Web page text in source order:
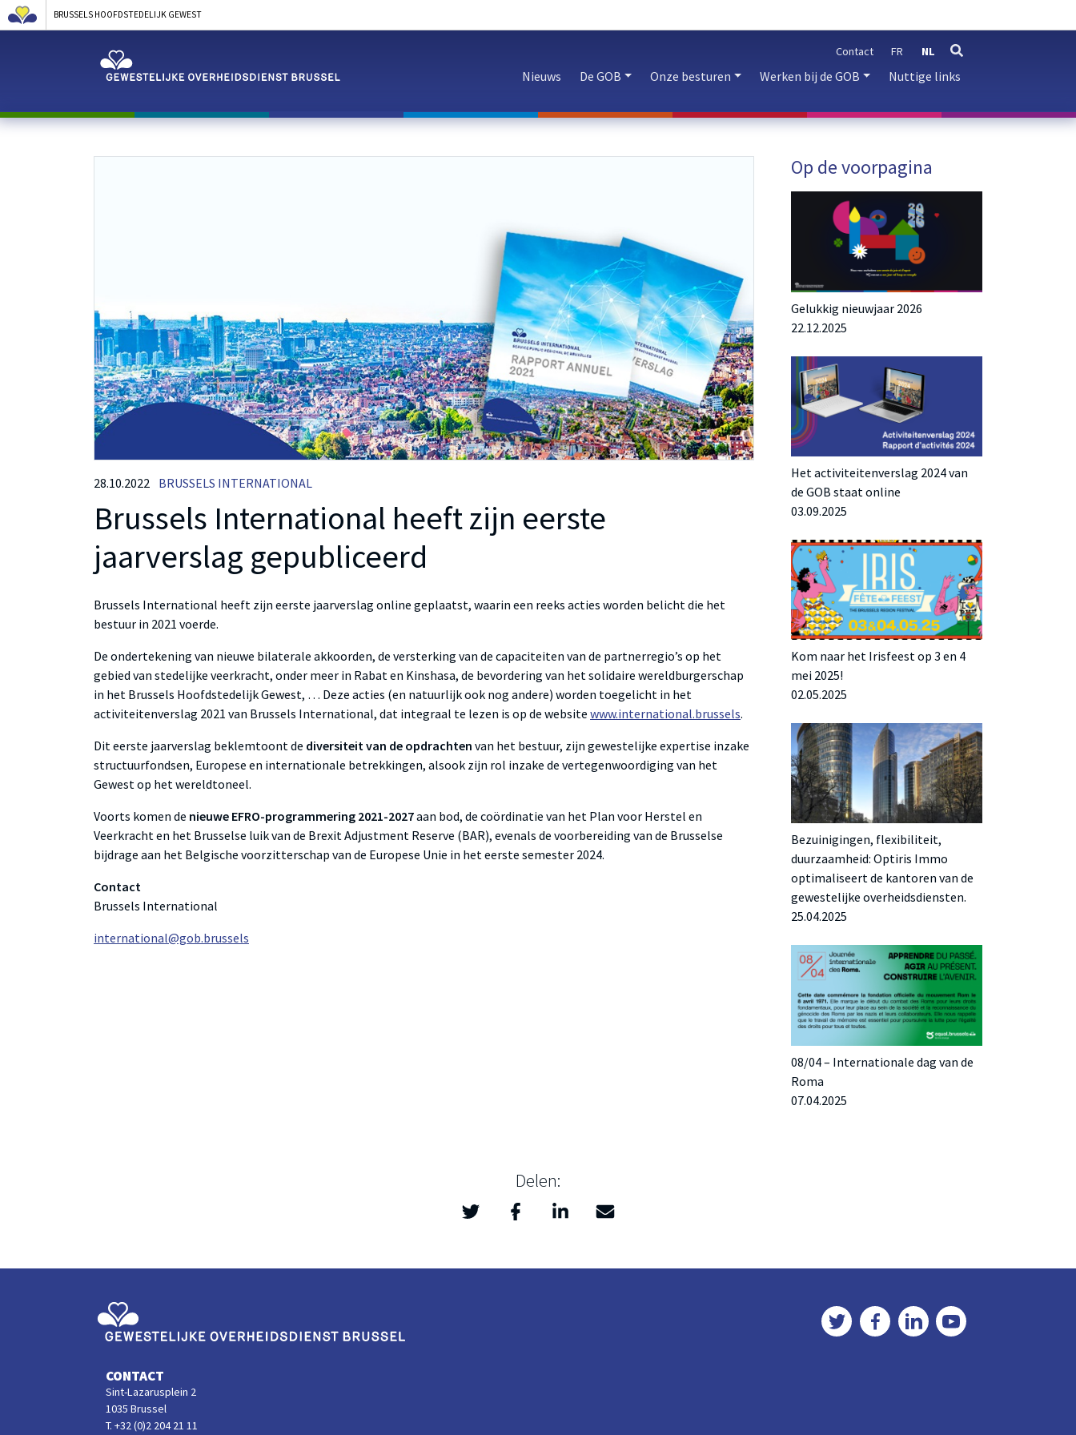
BRUSSELS HOOFDSTEDELIJK GEWEST
Contact FR NL
Nieuws De GOB Onze besturen Werken bij de GOB Nuttige links
Brussels International heeft zijn eerste
jaarverslag gepubliceerd
28.10.2022 BRUSSELS INTERNATIONAL
Brussels International heeft zijn eerste jaarverslag online geplaatst, waarin een reeks acties worden belicht die het
bestuur in 2021 voerde.
De ondertekening van nieuwe bilaterale akkoorden, de versterking van de capaciteiten van de partnerregio’s op het
gebied van stedelijke veerkracht, onder meer in Rabat en Kinshasa, de bevordering van het solidaire wereldburgerschap
in het Brussels Hoofdstedelijk Gewest, … Deze acties (en natuurlijk ook nog andere) worden toegelicht in het
activiteitenverslag 2021 van Brussels International, dat integraal te lezen is op de website www.international.brussels.
Dit eerste jaarverslag beklemtoont de diversiteit van de opdrachten van het bestuur, zijn gewestelijke expertise inzake
structuurfondsen, Europese en internationale betrekkingen, alsook zijn rol inzake de vertegenwoordiging van het
Gewest op het wereldtoneel.
Voorts komen de nieuwe EFRO-programmering 2021-2027aan bod, de coördinatie van het Plan voor Herstel en
Veerkracht en het Brusselse luik van de Brexit Adjustment Reserve (BAR), evenals de voorbereiding van de Brusselse
bijdrage aan het Belgische voorzitterschap van de Europese Unie in het eerste semester 2024.
Contact
Brussels International
international@gob.brussels
Op de voorpagina
Gelukkig nieuwjaar 2026
22.12.2025
Het activiteitenverslag 2024 van
de GOB staat online
03.09.2025
Kom naar het Irisfeest op 3 en 4
mei 2025!
02.05.2025
Bezuinigingen, flexibiliteit,
duurzaamheid: Optiris Immo
optimaliseert de kantoren van de
gewestelijke overheidsdiensten.
25.04.2025
08/04 – Internationale dag van de
Roma
07.04.2025
Delen:
Twitter
>FacebookLinkedInMail
Twitter FacebookLinkedInYouTube
CONTACT
Sint-Lazarusplein 2
1035 Brussel
T. +32 (0)2 204 21 11